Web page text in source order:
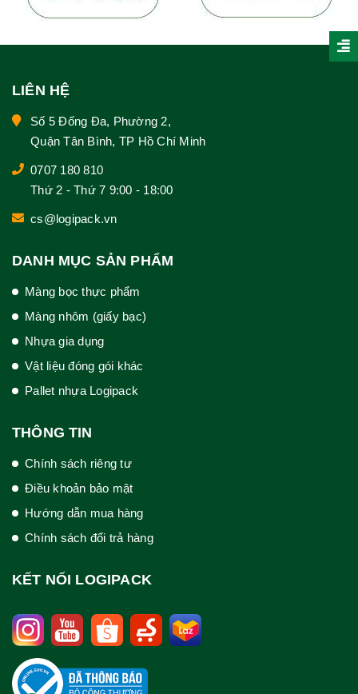
LIÊN HỆ
Số 5 Đống Đa, Phường 2,
Quận Tân Bình, TP Hồ Chí Minh
0707 180 810
Thứ 2 - Thứ 7 9:00 - 18:00
cs@logipack.vn
DANH MỤC SẢN PHẨM
Màng bọc thực phẩm
Màng nhôm (giấy bạc)
Nhựa gia dụng
Vật liệu đóng gói khác
Pallet nhựa Logipack
THÔNG TIN
Chính sách riêng tư
Điều khoản bảo mật
Hướng dẫn mua hàng
Chính sách đổi trả hàng
KẾT NỐI LOGIPACK